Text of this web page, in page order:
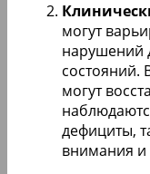
могут
нарушений
состояний.
могут
дефициты,
внимания